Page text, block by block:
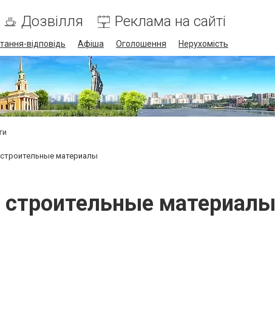
Дозвілля Реклама на сайті
відповідь Афіша Оголошення Нерухомість
материалы
строительные материалы